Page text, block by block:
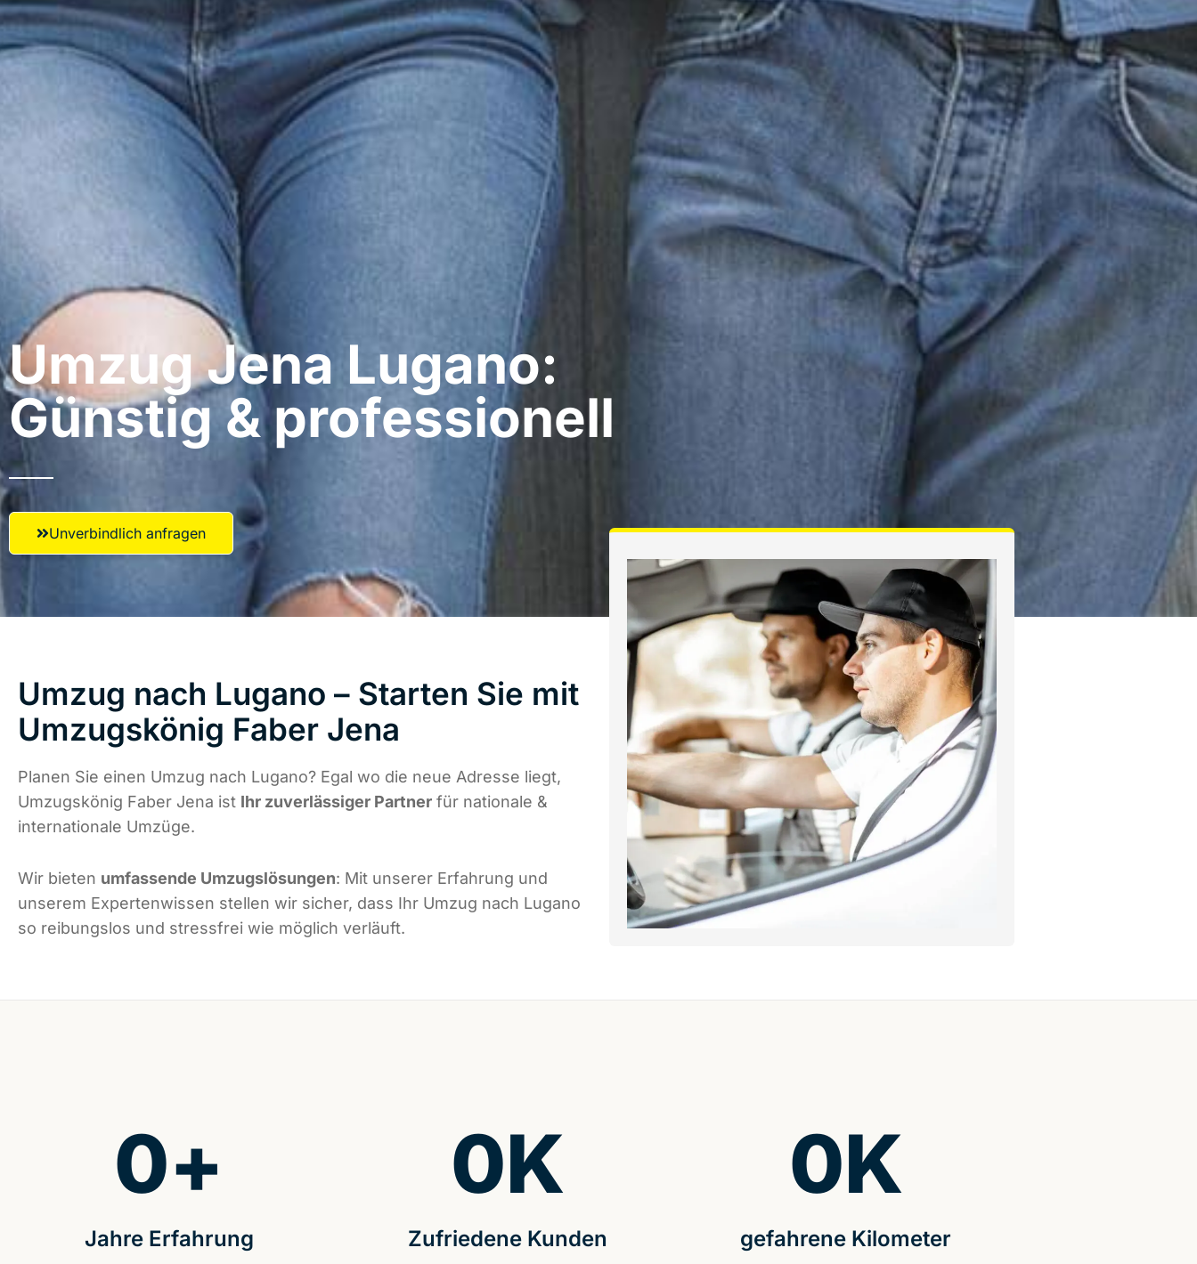
Umzug Jena​ Lugano:
Günstig & professionell​
Unverbindlich anfragen
Umzug nach Lugano – Starten Sie mit
Umzugskönig Faber Jena
Planen Sie einen Umzug nach Lugano? Egal wo die neue Adresse liegt,
Umzugskönig Faber Jena ist Ihr zuverlässiger Partner für nationale &
internationale Umzüge.
Wir bieten umfassende Umzugslösungen: Mit unserer Erfahrung und
unserem Expertenwissen stellen wir sicher, dass Ihr Umzug nach Lugano
so reibungslos und stressfrei wie möglich verläuft.
Jahre Erfahrung
0+
Zufriedene Kunden
0K
gefahrene Kilometer
0K